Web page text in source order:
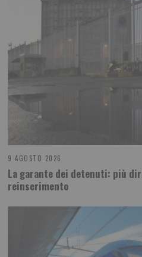
9 AGOSTO 2026
La garante dei detenuti: più
reinserimento